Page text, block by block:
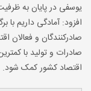
یوسفی در پایان به
افزود: آمادگی داریم
صادرکنندگان و فعالان
صادرات و تولید با
اقتصاد کشور کمک شود.